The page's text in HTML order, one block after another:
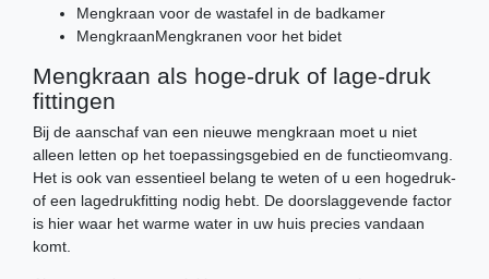
Mengkraan voor de wastafel in de badkamer
MengkraanMengkranen voor het bidet
Mengkraan als hoge-druk of lage-druk
fittingen
Bij de aanschaf van een nieuwe mengkraan moet u niet
alleen letten op het toepassingsgebied en de functieomvang.
Het is ook van essentieel belang te weten of u een hogedruk-
of een lagedrukfitting nodig hebt. De doorslaggevende factor
is hier waar het warme water in uw huis precies vandaan
komt.